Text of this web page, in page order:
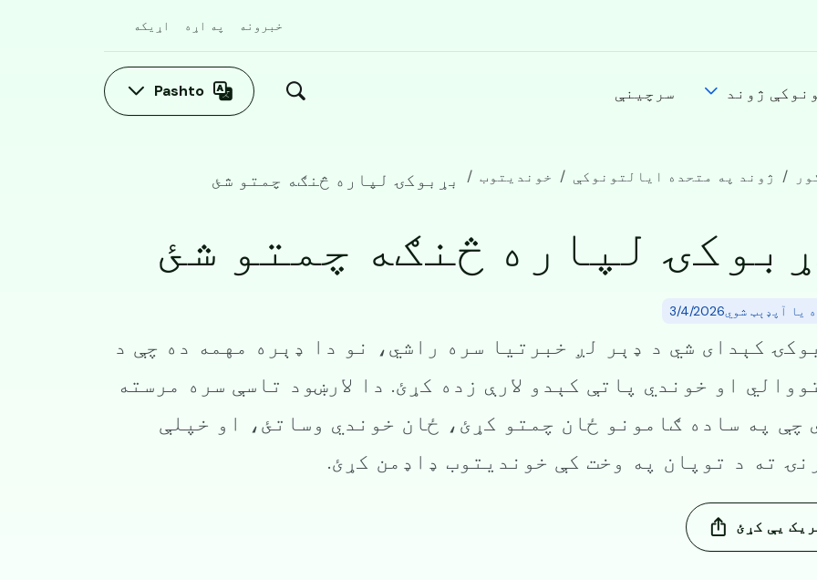
خبرونه په اړه اړیکه
ژوند سرچینې Pashto
ژوند په متحده ایالتونوکې خوندیتوب بړبوکۍ لپاره څنګه چمتو شئ
لپاره څنګه چمتو شئ
آپډېټ شوي3/4/2026
کېدای شي د ډېر لږ خبرتیا سره راشي، نو دا ډېره مهمه ده چې د
او خوندي پاتې کېدو لارې زده کړئ. دا لارښود تاسې سره مرسته
چې په ساده ګامونو ځان چمتو کړئ، ځان خوندي وساتئ، او خپلې
ته د توپان په وخت کې خونديتوب ډاډمن کړئ.
یې کړئ